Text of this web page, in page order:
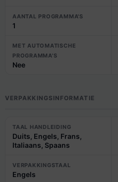
AANTAL PROGRAMMA'S
1
MET AUTOMATISCHE
PROGRAMMA'S
Nee
VERPAKKINGSINFORMATIE
TAAL HANDLEIDING
Duits, Engels, Frans,
Italiaans, Spaans
VERPAKKINGSTAAL
Engels